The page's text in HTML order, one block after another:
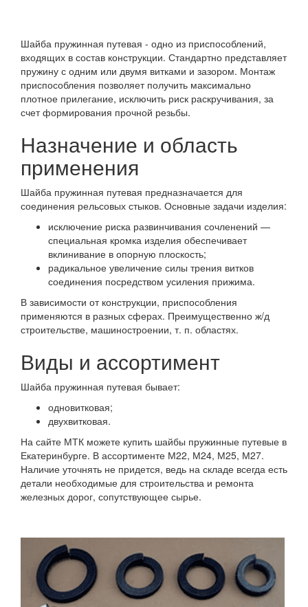
Шайба пружинная путевая - одно из приспособлений,
входящих в состав конструкции. Стандартно представляет
пружину с одним или двумя витками и зазором. Монтаж
приспособления позволяет получить максимально
плотное прилегание, исключить риск раскручивания, за
счет формирования прочной резьбы.
Назначение и область
применения
Шайба пружинная путевая предназначается для
соединения рельсовых стыков. Основные задачи изделия:
исключение риска развинчивания сочленений —
специальная кромка изделия обеспечивает
вклинивание в опорную плоскость;
радикальное увеличение силы трения витков
соединения посредством усиления прижима.
В зависимости от конструкции, приспособления
применяются в разных сферах. Преимущественно ж/д
строительстве, машиностроении, т. п. областях.
Виды и ассортимент
Шайба пружинная путевая бывает:
одновитковая;
двухвитковая.
На сайте МТК можете купить шайбы пружинные путевые в
Екатеринбурге. В ассортименте М22, М24, М25, М27.
Наличие уточнять не придется, ведь на складе всегда есть
детали необходимые для строительства и ремонта
железных дорог, сопутствующее сырье.